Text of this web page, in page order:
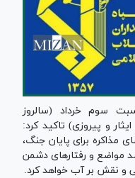
سوم خرداد (سالروز
و پیروزی) تاکید کرد:
مذاکره برای پایان جنگ،
مواضع و رفتارهای دشمن
و نقش بر آب خواهد کرد.